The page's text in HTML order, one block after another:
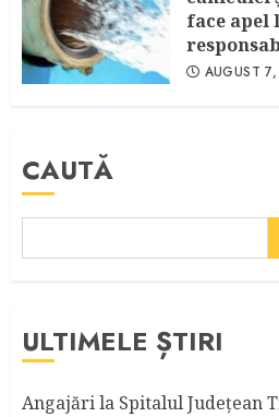
face
AUGUST
CAUTĂ
ULTIMELE ȘTIRI
Angajări la Spitalul Judeţean